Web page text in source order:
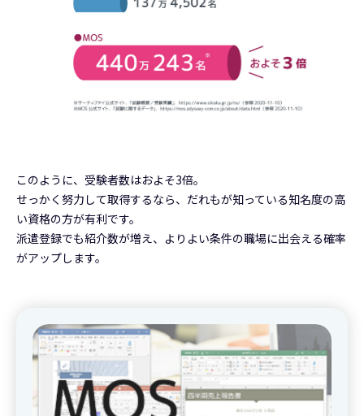
このように、受験者数はおよそ3倍。
せっかく努力して取得するなら、だれもが知っている知名度の高
い資格の方が有利です。
派遣登録でも紹介数が増え、よりよい条件の職場に出会える確率
がアップします。